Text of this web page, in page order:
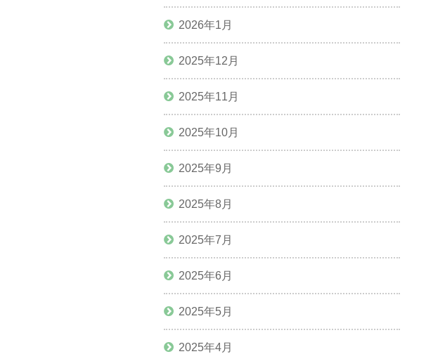
2026年1月
2025年12月
2025年11月
2025年10月
2025年9月
2025年8月
2025年7月
2025年6月
2025年5月
2025年4月